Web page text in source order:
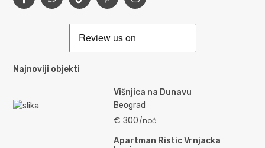
Najnoviji objekti
Višnjica na Dunavu
Beograd
€ 300/noć
Apartman Ristic Vrnjacka